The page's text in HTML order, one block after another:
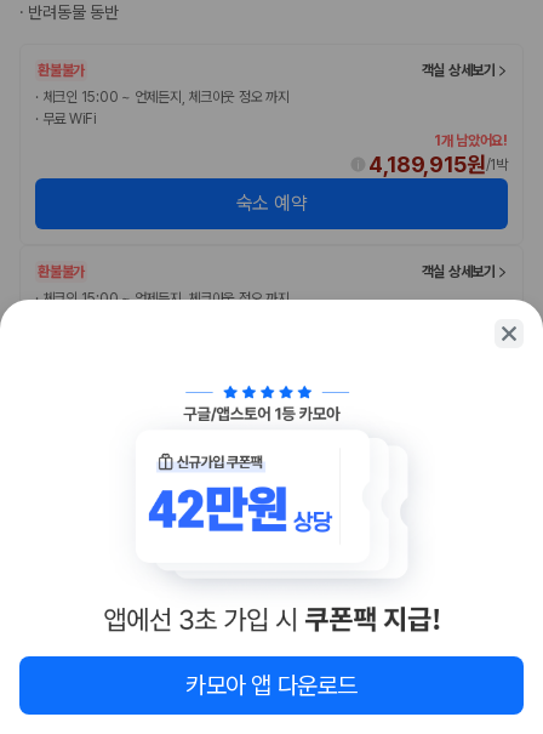
· 반려동물 동반
환불불가
객실 상세보기
· 체크인 15:00 ~ 언제든지, 체크아웃 정오 까지
· 무료 WiFi
1개 남았어요!
4,189,915원/1박
숙소 예약
환불불가
객실 상세보기
·체크인 15:00 ~ 언제든지, 체크아웃 정오 까지
1개 남았어요!
숙소 예약
체크인 15:00 ~ 언제든지, 체크아웃 정오 까지
숙소 예약
카모아 앱 다운로드